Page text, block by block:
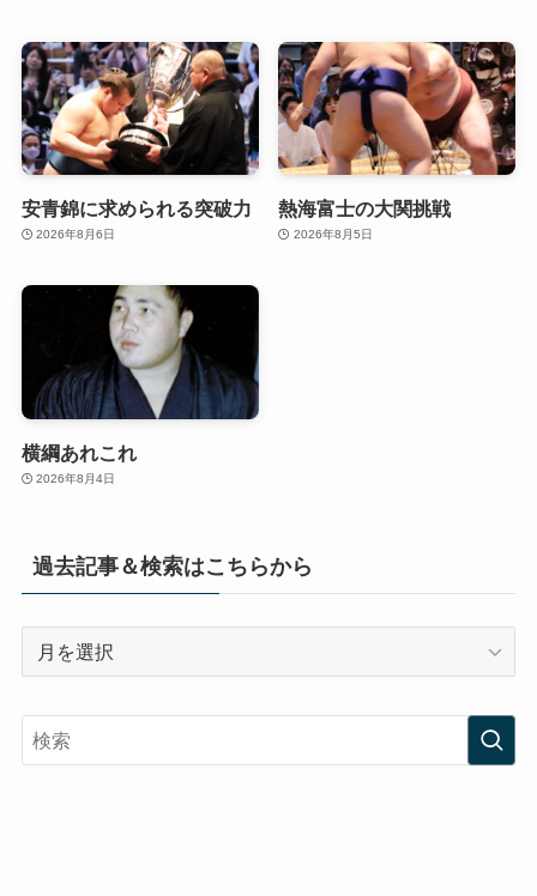
安青錦に求められる突破力
2026年8月6日
熱海富士の大関挑戦
2026年8月5日
横綱あれこれ
2026年8月4日
過去記事＆検索はこちらから
事
＆